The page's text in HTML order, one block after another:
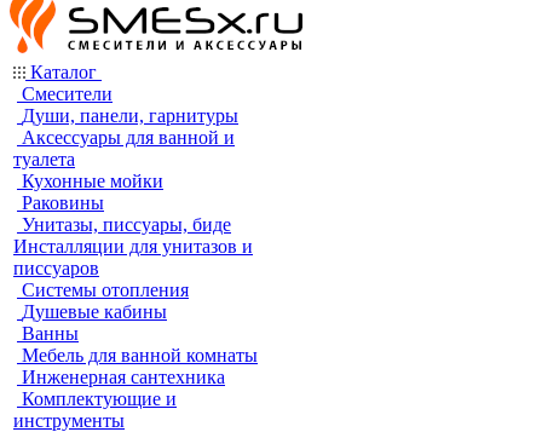
Каталог
Смесители
Души, панели, гарнитуры
Аксессуары для ванной и
туалета
Кухонные мойки
Раковины
Унитазы, писсуары, биде
Инсталляции для унитазов и
писсуаров
Системы отопления
Душевые кабины
Ванны
Мебель для ванной комнаты
Инженерная сантехника
Комплектующие и
инструменты